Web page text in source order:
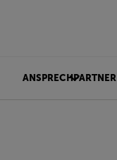
ANSPRECHPARTNER